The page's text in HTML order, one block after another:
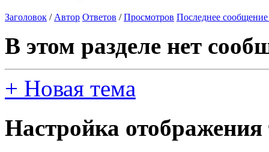
Заголовок / Автор Ответов /Просмотров Последнее сообщение
В этом разделе нет
+ Новая тема
Настройка отображения